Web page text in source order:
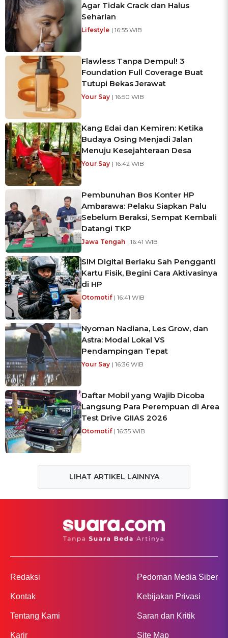
Agar Tidak Crack dan Halus
Seharian
Lifestyle | 16:55 WIB
Flawless Tanpa Dempul! 3
Foundation Full Coverage Buat
Tutupi Bekas Jerawat
Your Say | 16:50 WIB
Kang Edai dan Kemiren: Ketika
Budaya Osing Menjadi Jalan
Menuju Kesejahteraan Desa
Your Say | 16:42 WIB
Pembunuhan Bos Konter HP
Ambarawa: Pelaku Siapkan Palu
Sebelum Beraksi, Sempat Kembali
Datangi TKP
Jawa Tengah | 16:41 WIB
SIM Digital Berlaku Sah Pengganti
Kartu Fisik, Begini Cara Aktivasinya
di HP
Otomotif | 16:41 WIB
Nyoman Nadiana, Les Grow, dan
Astra: Modal Lokal VS
Pendampingan Tepat
Your Say | 16:36 WIB
Daftar Mobil yang Wajib Dicoba
Langsung Para Perempuan di Area
Test Drive GIIAS 2026
Otomotif | 16:35 WIB
LIHAT ARTIKEL LAINNYA
Redaksi
Kontak
Tentang Kami
Karir
Pedoman Media Siber
Kebijakan Privasi
Saran dan Kritik
Site Map